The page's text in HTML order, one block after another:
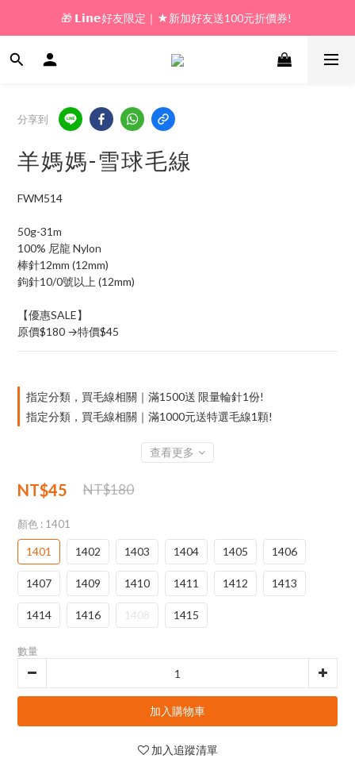
🎁 新好友購物金｜★加入新會員領券送100元!
🎁 𝗟𝗶𝗻𝗲好友限定｜★新加好友送100元折價券!
🎁 新好友購物金｜★加入新會員領券送100元!
分享到
羊媽媽-雪球毛線
FWM514
50g-31m
100% 尼龍 Nylon
棒針12mm (12mm)
鉤針10/0號以上 (12mm)
【優惠SALE】
原價$180 →特價$45
指定分類，買毛線相關｜滿1500送 限量輪針1份!
指定分類，買毛線相關｜滿1000元送特選毛線1顆!
查看更多
NT$45 NT$180
顏色 : 1401
1401 1402 1403 1404 1405 1406
1407 1409 1410 1411 1412 1413
1414 1416 1408 1415
數量
加入購物車
加入追蹤清單